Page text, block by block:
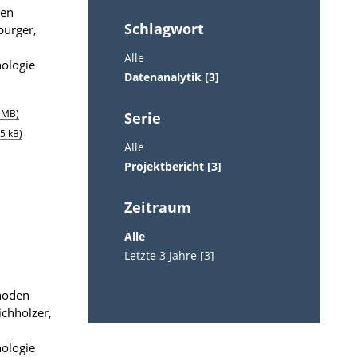
kB)
Schlagwort
Alle
Datenanalytik [3]
Serie
Alle
Projektbericht [3]
Zeitraum
Alle
Letzte 3 Jahre [3]